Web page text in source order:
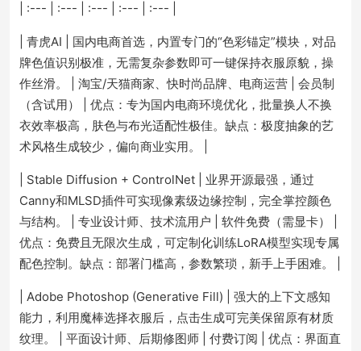
| :--- | :--- | :--- | :--- | :--- |
| 青虎AI | 国内电商首选，内置专门的“色彩锚定”模块，对品
牌色值识别极准，无需复杂参数即可一键保持衣服原貌，操
作丝滑。 | 淘宝/天猫商家、快时尚品牌、电商运营 | 会员制
（含试用） | 优点：专为国内电商环境优化，批量换人不换
衣效率极高，肤色与布光适配性极佳。缺点：极度抽象的艺
术风格生成较少，偏向商业实用。 |
| Stable Diffusion + ControlNet | 业界开源最强，通过
Canny和MLSD插件可实现像素级边缘控制，完全掌控颜色
与结构。 | 专业设计师、技术流用户 | 软件免费（需显卡） |
优点：免费且无限次生成，可定制化训练LoRA模型实现专属
配色控制。缺点：部署门槛高，参数繁琐，新手上手困难。 |
| Adobe Photoshop (Generative Fill) | 强大的上下文感知
能力，利用魔棒选择衣服后，点击生成可完美保留原有材质
纹理。 | 平面设计师、后期修图师 | 付费订阅 | 优点：界面直